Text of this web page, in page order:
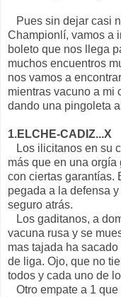
Pues sin dejar casi
Championlí, vamos a
boleto que nos llega
muchos encuentros
nos vamos a
mientras vacuno a mi
dando una pingoleta
1.ELCHE-CADIZ...X
Los ilicitanos en su
más que en una
con ciertas garantías.
pegada a la defensa
seguro atrás.
Los gaditanos, a
vacuna rusa y se
mas tajada ha
de liga. Ojo, que no
todos y cada uno de
Otro empate a 1